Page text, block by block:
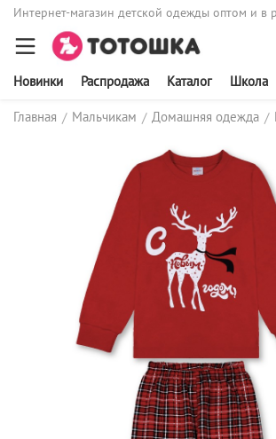
Интернет-магазин детской одежды оптом и в
Новинки Распродажа Каталог Школа
Главная / Мальчикам / Домашняя одежда /